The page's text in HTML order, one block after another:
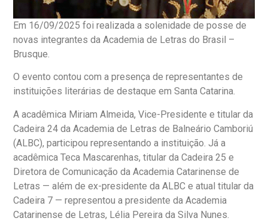
Em 16/09/2025 foi realizada a solenidade de posse de
novas integrantes da Academia de Letras do Brasil –
Brusque.
O evento contou com a presença de representantes de
instituições literárias de destaque em Santa Catarina.
A acadêmica Miriam Almeida, Vice-Presidente e titular da
Cadeira 24 da Academia de Letras de Balneário Camboriú
(ALBC), participou representando a instituição. Já a
acadêmica Teca Mascarenhas, titular da Cadeira 25 e
Diretora de Comunicação da Academia Catarinense de
Letras — além de ex-presidente da ALBC e atual titular da
Cadeira 7 — representou a presidente da Academia
Catarinense de Letras, Lélia Pereira da Silva Nunes.